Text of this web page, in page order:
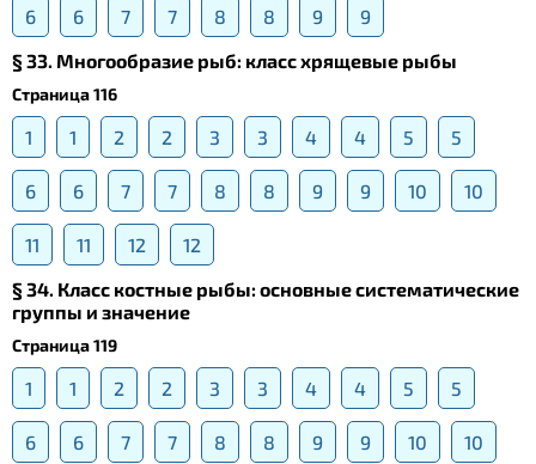
6 6 7 7 8 8 9
9
§ 33. Многообразие рыб: класс хрящевые рыбы
Страница 116
1 1 2 2 3 3 4 4 5 5
6 6 7 7 8 8 9 9 10 10
11 11 12
12
§ 34. Класс костные рыбы: основные систематические
группы и значение
Страница 119
1 1 2 2 3 3 4 4 5 5
6 6 7 7 8 8 9 9 10 10